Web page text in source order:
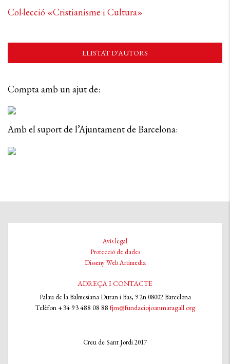
Col·lecció «Cristianisme i Cultura»
LLISTAT D'AUTORS
Compta amb un ajut de:
Amb el suport de l’Ajuntament de Barcelona:
Avís legal
Protecció de dades
Disseny Web Artimedia
ADREÇA I CONTACTE
Palau de la Balmesiana Duran i Bas, 9 2n 08002 Barcelona
Telèfon +34 93 488 08 88 fjm@fundaciojoanmaragall.org
Creu de Sant Jordi 2017